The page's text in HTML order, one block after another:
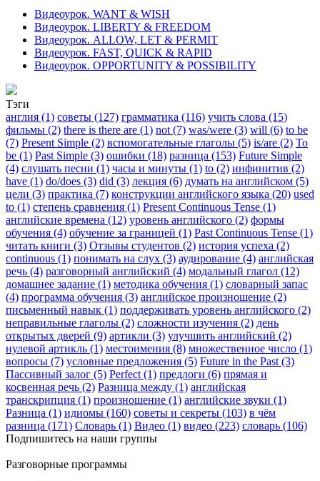
Видеоурок. WANT & WISH
Видеоурок. LIBERTY & FREEDOM
Видеоурок. ALLOW, LET & PERMIT
Видеоурок. FAST, QUICK & RAPID
Видеоурок. OPPORTUNITY & POSSIBILITY
Тэги
англия (1) советы (127) грамматика (116) учить слова (15)
фильмы (2) there is there are (1) not (7) was/were (3) will (6) to be
(7) Present Simple (2) вспомогательные глаголы (5) is/are (2) To
be (1) Past Simple (3) ошибки (18) разница (153) Future Simple
(4) слушать песни (1) часы и минуты (1) to (2) инфинитив (2)
have (1) do/does (3) did (3) лекция (6) думать на английском (5)
цели (3) практика (7) конструкции английского языка (20) used
to (1) степень сравнения (1) Present Continuous Tense (1)
английские времена (12) уровень английского (2) формы
обучения (4) обучение за границей (1) Past Continuous Tense (1)
читать книги (3) Отзывы студентов (2) история успеха (2)
continuous (1) понимать на слух (3) аудирование (4) английская
речь (4) разговорный английский (4) модальный глагол (12)
домашнее задание (1) методика обучения (1) словарный запас
(4) программа обучения (3) английское произношение (2)
письменный навык (1) поддерживать уровень английского (2)
неправильные глаголы (2) сложности изучения (2) день
открытых дверей (9) артикли (3) улучшить английский (2)
нулевой артикль (1) местоимения (8) множественное число (1)
вопросы (7) условные предложения (5) Future in the Past (3)
Пассивный залог (5) Perfect (1) предлоги (6) прямая и
косвенная речь (2) Разница между (1) английская
транскрипция (1) произношение (1) английские звуки (1)
Разница (1) идиомы (160) советы и секреты (103) в чём
разница (171) Словарь (1) Видео (1) видео (223) словарь (106)
Подпишитесь на наши группы
Разговорные программы